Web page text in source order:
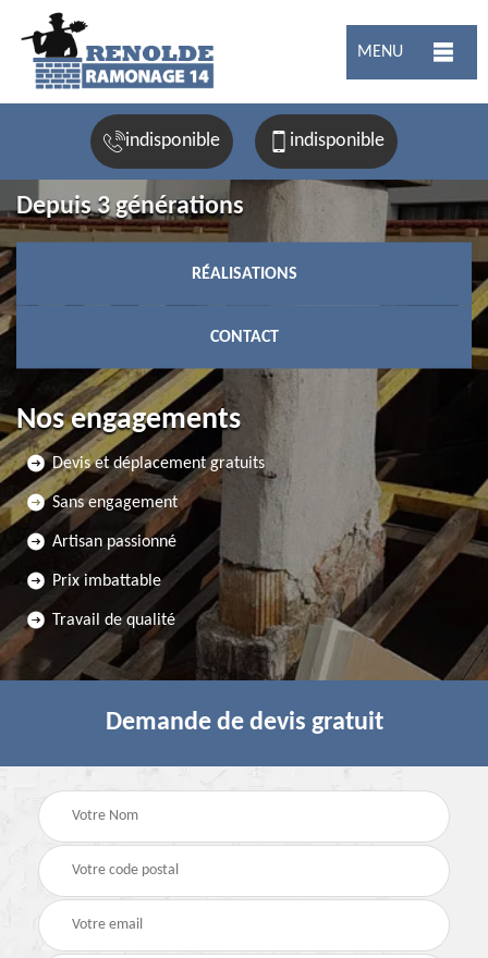
MENU
indisponible indisponible
Depuis 3 générations
RÉALISATIONS
CONTACT
Nos engagements
Devis et déplacement gratuits
Sans engagement
Artisan passionné
Prix imbattable
Travail de qualité
Demande de devis gratuit